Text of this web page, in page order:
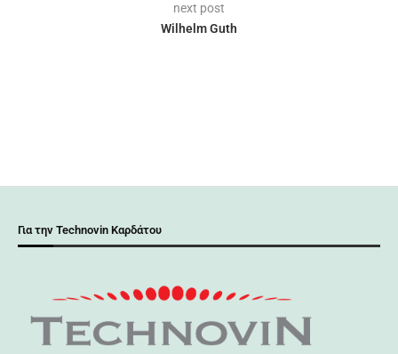
next post
Wilhelm Guth
Για την Technovin Καρδάτου